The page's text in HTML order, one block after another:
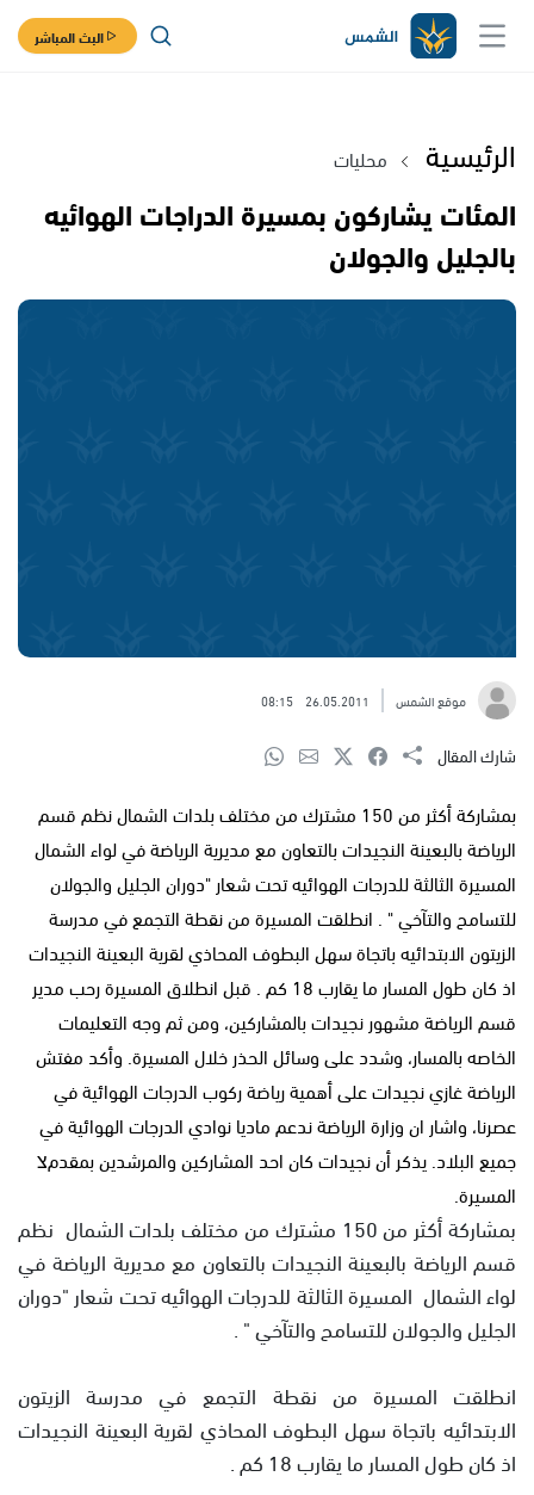
البث المباشر
الرئيسية محليات
المئات يشاركون بمسيرة الدراجات الهوائيه
بالجليل والجولان
موقع الشمس 26.05.2011
08:15
شارك المقال
بمشاركة أكثر من 150 مشترك من مختلف بلدات الشمال نظم قسم
الرياضة بالبعينة النجيدات بالتعاون مع مديرية الرياضة في لواء الشمال
المسيرة الثالثة للدرجات الهوائيه تحت شعار "دوران الجليل والجولان
للتسامح والتآخي " . انطلقت المسيرة من نقطة التجمع في مدرسة
الزيتون الابتدائيه باتجاة سهل البطوف المحاذي لقرية البعينة النجيدات
اذ كان طول المسار ما يقارب 18 كم . قبل انطلاق المسيرة رحب مدير
قسم الرياضة مشهور نجيدات بالمشاركين، ومن ثم وجه التعليمات
الخاصه بالمسار، وشدد على وسائل الحذر خلال المسيرة. وأكد مفتش
الرياضة غازي نجيدات على أهمية رياضة ركوب الدرجات الهوائية في
عصرنا، واشار ان وزارة الرياضة ندعم ماديا نوادي الدرجات الهوائية في
جميع البلاد. يذكر أن نجيدات كان احد المشاركين والمرشدين بمقدمצ
المسيرة.
بمشاركة أكثر من 150 مشترك من مختلف بلدات الشمال نظم
قسم الرياضة بالبعينة النجيدات بالتعاون مع مديرية الرياضة في
لواء الشمال المسيرة الثالثة للدرجات الهوائيه تحت شعار "دوران
الجليل والجولان للتسامح والتآخي " .
انطلقت المسيرة من نقطة التجمع في مدرسة الزيتون
الابتدائيه باتجاة سهل البطوف المحاذي لقرية البعينة النجيدات
اذ كان طول المسار ما يقارب 18 كم .